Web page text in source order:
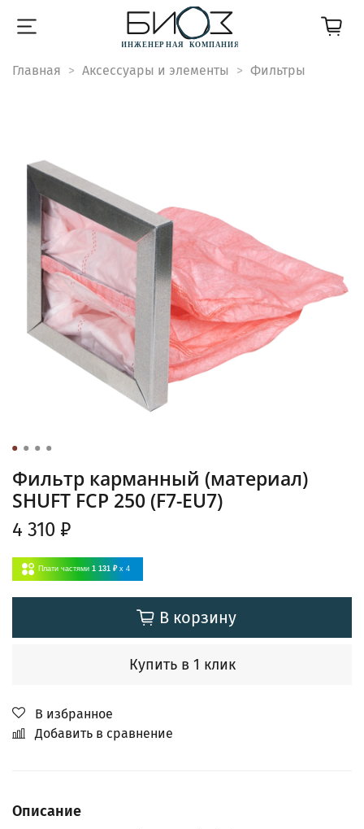
Главная Аксессуары и элементы Фильтры
Фильтр карманный (материал)
SHUFT FCP 250 (F7-EU7)
4 310 ₽
Плати частями 1 131 ₽ x 4
В корзину
Купить в 1 клик
В избранное
Добавить в сравнение
Описание